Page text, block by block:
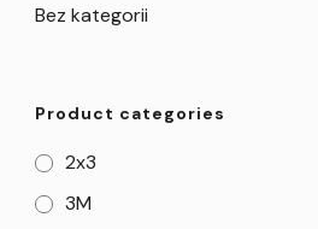
Bez kategorii
Product categories
2x3
3M